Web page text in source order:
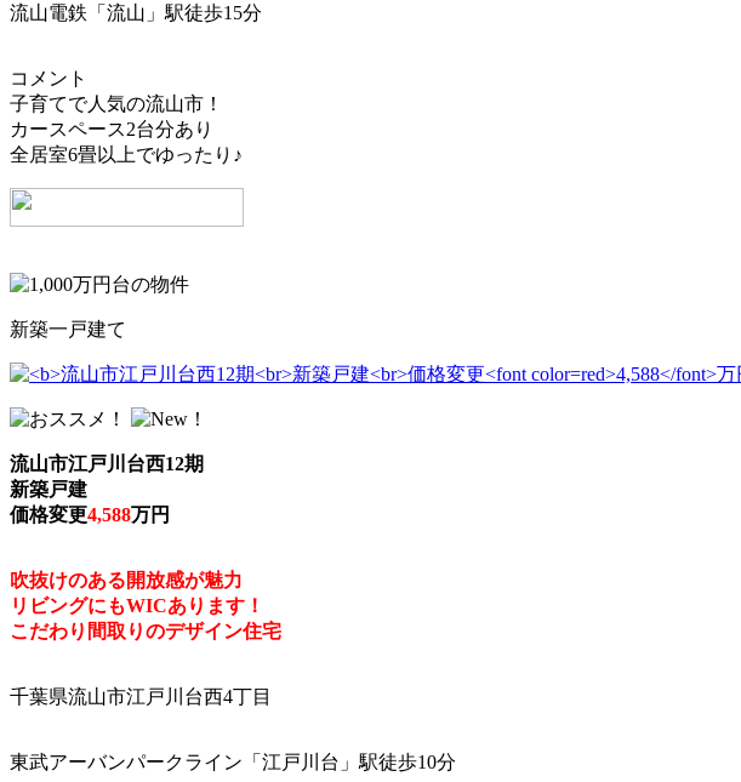
流山電鉄「流山」駅徒歩15分
コメント
子育てで人気の流山市！
カースペース2台分あり
全居室6畳以上でゆったり♪
新築一戸建て
流山市江戸川台西12期
新築戸建
価格変更4,588万円
吹抜けのある開放感が魅力
リビングにもWICあります！
こだわり間取りのデザイン住宅
千葉県流山市江戸川台西4丁目
東武アーバンパークライン「江戸川台」駅徒歩10分